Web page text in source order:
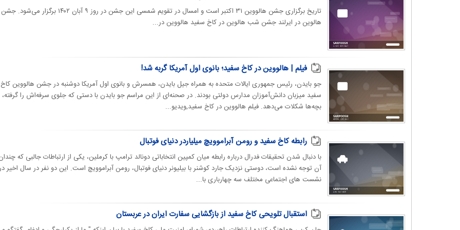
تاریخ برگزاری جشن هالووین ۳۱ اکتبر است و امسال در تقویم شمسی این جشن در روز ۹ آبان ۱۴۰۲ برگزار می‌شود. جشن
هالوین در ایرلند جشن شب هالوین در کاخ سفید هالووین در...
فیلم | هالووین در کاخ سفید؛ بانوی اول آمریکا گربه شد!
جو بایدن، رئیس جمهوری ایالات متحده به همراه جیل بایدن، همسرش و بانوی اول آمریکا دوشنبه در جشن هالووین کاخ
سفید میزبان دانش‌آموزان مدارس دولتی بودند. در صحنه‌ای از این مراسم جو بایدن با دستی که جلوی سرفه‌اش را گرفته،
بچه‌ها شکلات می‌دهد. فیلم هالووین در کاخ سفید,ویدیو...
رابطه کاخ سفید و رومن آبراموویچ میلیاردر دنیای فوتبال
با دنبال شدن تحقیقات فدرال درباره رابطه میان کمپین انتخاباتی دونالد ترامپ با کرملین، یکی از ارتباطات جالبی که
آن توجه نشده است، دوستی نزدیک جارد کوشنر با بیلیونر دنیای فوتبال، رومن آبراموویچ است. این دو نفر در سال اخیر
نشست های اجتماعی مختلف سه چهارباری با...
استقبال تلویحی کاخ سفید از بازگشایی سفارت ایران در عربستان